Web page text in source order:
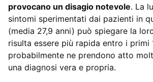
provocano un disagio notevole. La
sintomi sperimentati dai pazienti in
(media 27,9 anni) può spiegare la
risulta essere più rapida entro i primi
probabilmente ne prendono atto
una diagnosi vera e propria.